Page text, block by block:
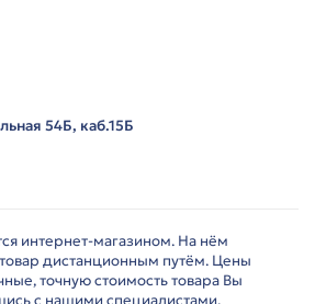
54Б, каб.15Б
интернет-магазином. На нём
товар дистанционным путём. Цены
точную стоимость товара Вы
с нашими специалистами.